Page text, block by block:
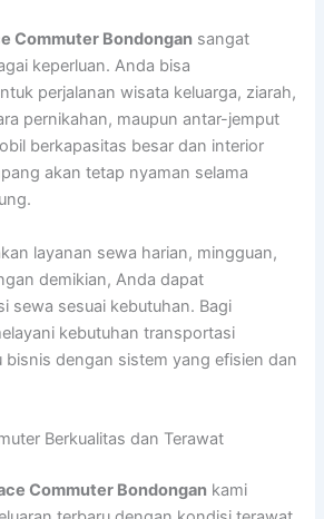
Commuter Bondongan sangat
keperluan. Anda bisa
perjalanan wisata keluarga, ziarah,
pernikahan, maupun antar-jemput
berkapasitas besar dan interior
akan tetap nyaman selama
layanan sewa harian, mingguan,
demikian, Anda dapat
sewa sesuai kebutuhan. Bagi
kebutuhan transportasi
bisnis dengan sistem yang efisien dan
Berkualitas dan Terawat
Commuter Bondongan kami